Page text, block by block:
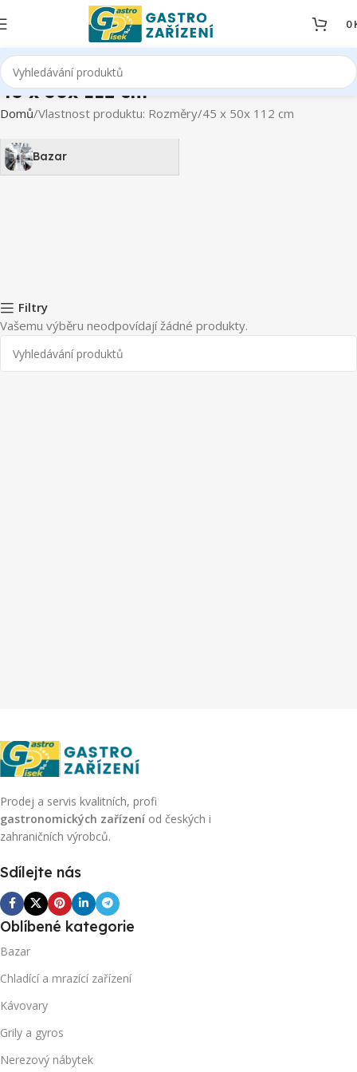
0
45 x 50x 112 cm
Domů Vlastnost produktu: Rozměry 45 x 50x 112 cm
Bazar
Filtry
Vašemu výběru neodpovídají žádné produkty.
Prodej a servis kvalitních, profi
gastronomických zařízení od českých i
zahraničních výrobců.
Sdílejte nás
Oblíbené kategorie
Bazar
Chladící a mrazící zařízení
Kávovary
Grily a gyros
Nerezový nábytek